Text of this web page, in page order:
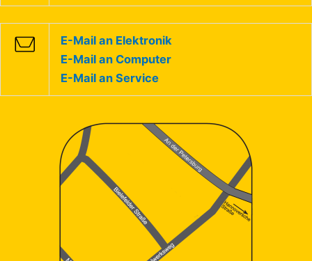
E-Mail an Elektronik
E-Mail an Computer
E-Mail an Service